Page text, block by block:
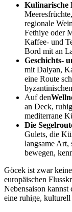
Kulinarische
regionale
Fethiye oder
Kaffee- und
Bord mit an
Geschichts-
mit Dalyan,
eine Route
Auf den
an Deck,
mediterrane
Die
Gulets, die
langsame Art,
bewegen,
Göcek ist zwar
europäischen
Nebensaison
eine ruhige, kulturell